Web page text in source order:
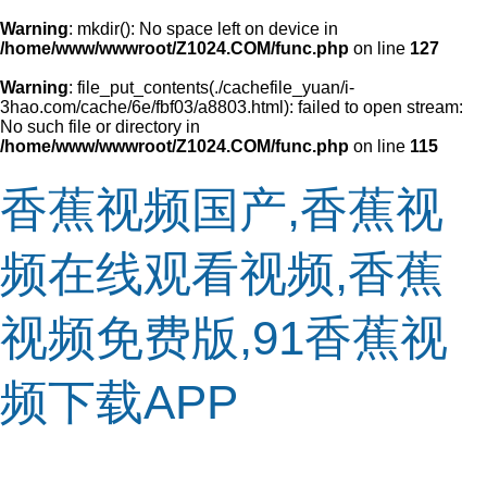
Warning: mkdir(): No space left on device in
/home/www/wwwroot/Z1024.COM/func.php on line 127
Warning: file_put_contents(./cachefile_yuan/i-
3hao.com/cache/6e/fbf03/a8803.html): failed to open stream:
No such file or directory in
/home/www/wwwroot/Z1024.COM/func.php on line 115
香蕉视频国产,香蕉视
频在线观看视频,香蕉
视频免费版,91香蕉视
频下载APP